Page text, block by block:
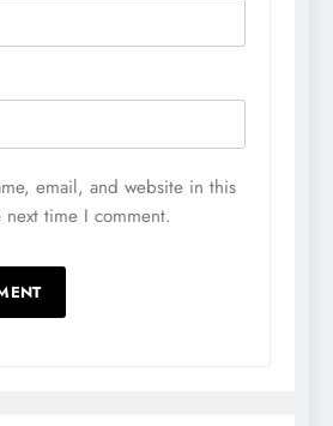
email, and website in this
time I comment.